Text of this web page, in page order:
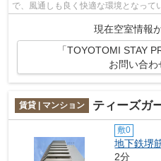
で、風通しも良く快適な環境となって
現在空室情報
「TOYOTOMI STAY
お問い合わ
賃貸 | マンション ティーズガ
敷0
地下鉄堺
2分